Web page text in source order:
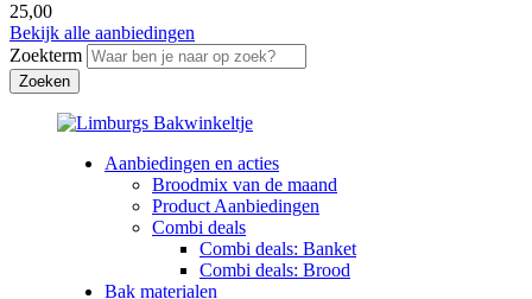
25,00
Bekijk alle aanbiedingen
Zoekterm
Aanbiedingen en acties
Broodmix van de maand
Product Aanbiedingen
Combi deals
Combi deals: Banket
Combi deals: Brood
Bak materialen